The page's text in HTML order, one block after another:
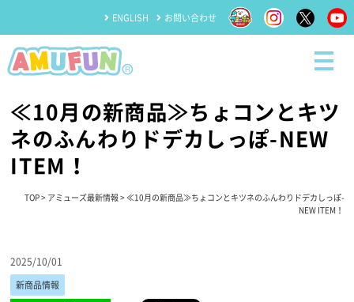
ENGLISH お問い合わせ
≪10月の新商品≫ちょコンとキツ
ネのふんわりドデカしっぽ-NEW
ITEM！
TOP> アミューズ最新情報> ≪10月の新商品≫ちょコンとキツネのふんわりドデカしっぽ-
NEW ITEM！
2025/10/01
新商品情報